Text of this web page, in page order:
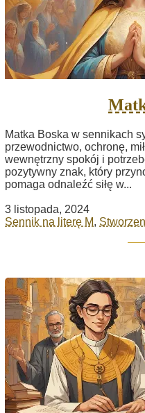
Matka Boska w sennikach
przewodnictwo, ochronę,
wewnętrzny spokój i
pozytywny znak, który
pomaga odnaleźć siłę w...
3 listopada, 2024
Sennik na literę M,